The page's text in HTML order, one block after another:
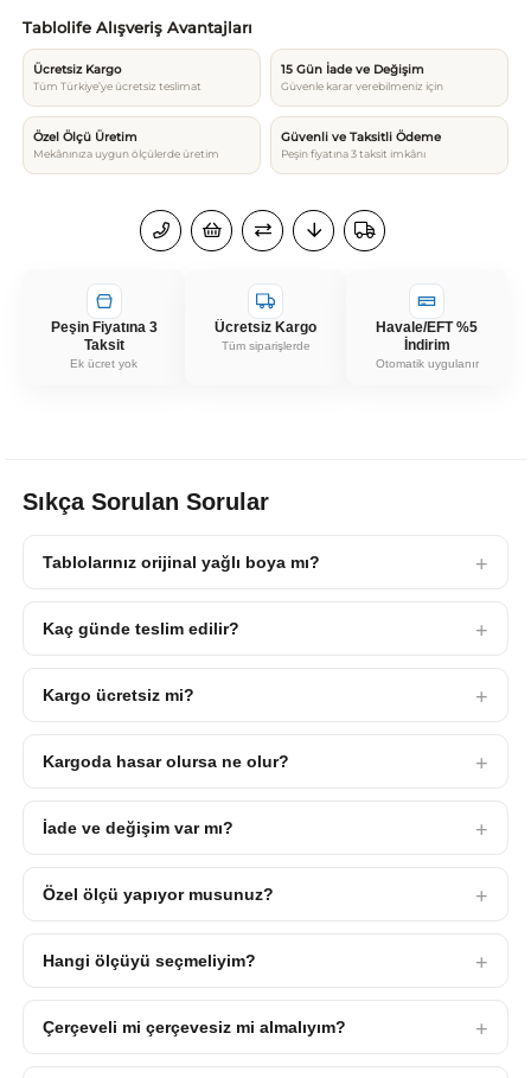
Tablolife Alışveriş Avantajları
Ücretsiz Kargo
Tüm Türkiye’ye ücretsiz teslimat
15 Gün İade ve Değişim
Güvenle karar verebilmeniz için
Özel Ölçü Üretim
Mekânınıza uygun ölçülerde üretim
Güvenli ve Taksitli Ödeme
Peşin fiyatına 3 taksit imkânı
Peşin Fiyatına 3
Taksit
Ek ücret yok
Ücretsiz Kargo
Tüm siparişlerde
Havale/EFT %5
İndirim
Otomatik uygulanır
Sıkça Sorulan Sorular
Tablolarınız orijinal yağlı boya mı?
Kaç günde teslim edilir?
Kargo ücretsiz mi?
Kargoda hasar olursa ne olur?
İade ve değişim var mı?
Özel ölçü yapıyor musunuz?
Hangi ölçüyü seçmeliyim?
Çerçeveli mi çerçevesiz mi almalıyım?